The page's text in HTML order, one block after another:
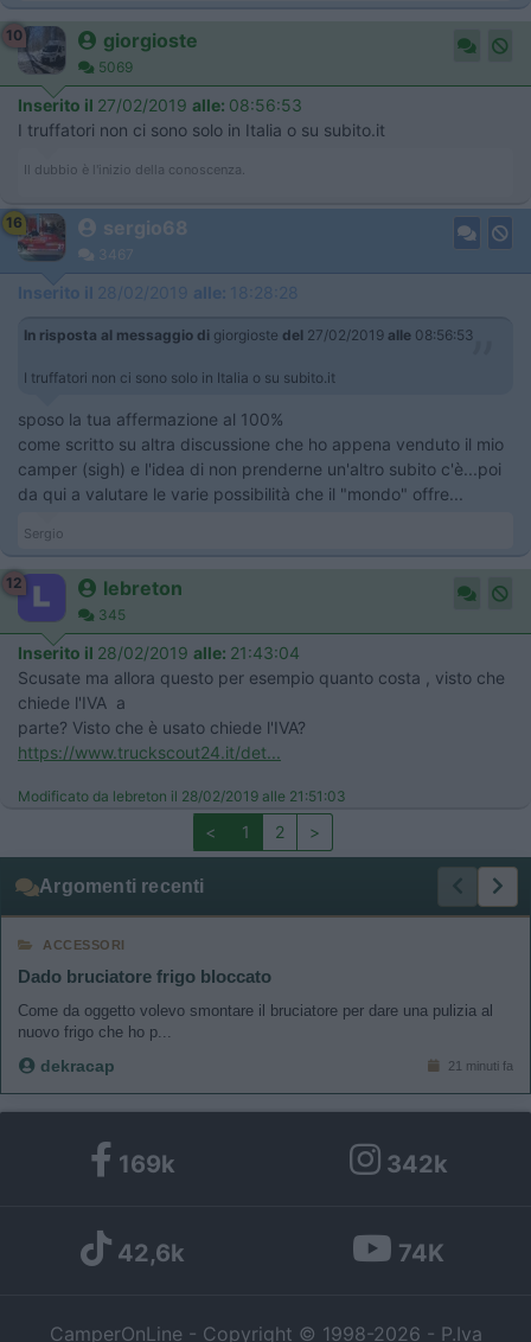
10 giorgioste
5069
Inserito il 27/02/2019 alle: 08:56:53
I truffatori non ci sono solo in Italia o su subito.it
Il dubbio è l'inizio della conoscenza.
16 sergio68
3467
Inserito il 28/02/2019 alle: 18:28:28
In risposta al messaggio di giorgioste del 27/02/2019 alle 08:56:53
I truffatori non ci sono solo in Italia o su subito.it
sposo la tua affermazione al 100%
come scritto su altra discussione che ho appena venduto il mio
camper (sigh) e l'idea di non prenderne un'altro subito c'è...poi
da qui a valutare le varie possibilità che il "mondo" offre...
Sergio
12 lebreton
345
Inserito il 28/02/2019 alle: 21:43:04
Scusate ma allora questo per esempio quanto costa , visto che
chiede l'IVA a
parte? Visto che è usato chiede l'IVA?
https://www.truckscout24.it/det...
Modificato da lebreton il 28/02/2019 alle 21:51:03
< 1 2 >
Argomenti recenti
ACCESSORI
Dado bruciatore frigo bloccato
Come da oggetto volevo smontare il bruciatore per dare una pulizia al
nuovo frigo che ho p...
dekracap 21 minuti fa
169k 342k
42,6k 74K
CamperOnLine - Copyright © 1998-2026 - P.Iva